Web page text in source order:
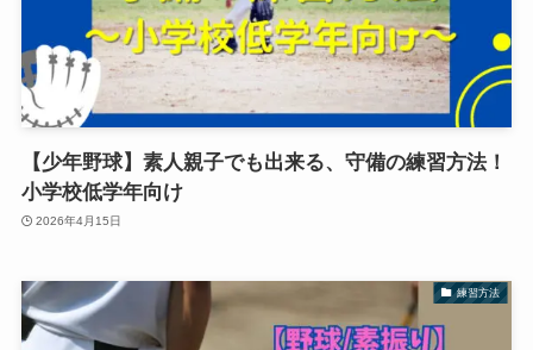
【少年野球】素人親子でも出来る、守備の練習方法！
小学校低学年向け
2026年4月15日
練習方法